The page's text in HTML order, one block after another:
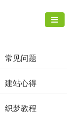
常见问题
建站心得
织梦教程